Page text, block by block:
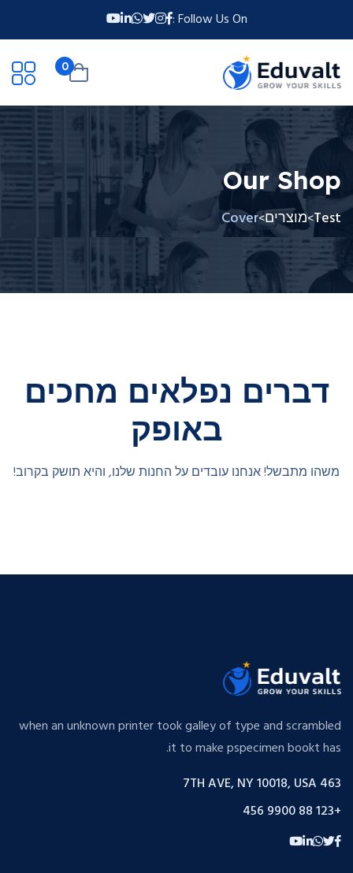
Follow Us On :
0
Our Shop
Test
>מוצרים>
Cover
דברים נפלאים מחכים
באופק
משהו מתבשל! אנחנו עובדים על החנות שלנו, והיא תושק בקרוב!
when an unknown printer took galley of type and scrambled
it to make pspecimen bookt has.
463 7TH AVE, NY 10018, USA
+123 88 9900 456